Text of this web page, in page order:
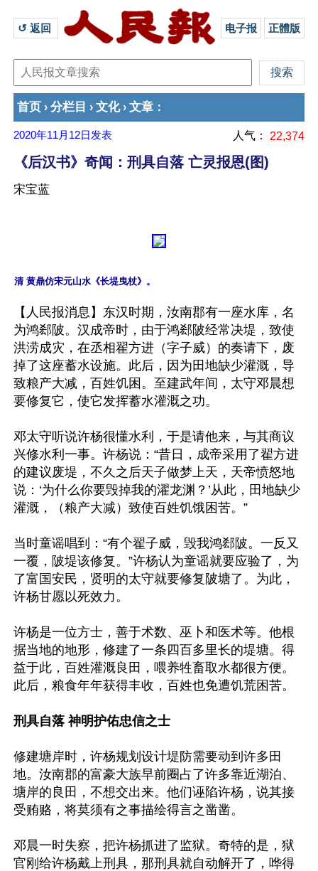
↺ 返回 电子报 正體版
首页 › 分栏目 › 文化› 文章 ：
2020年11月12日 发表 人气： 22,374
《后汉书》奇闻：刑具自落 亡灵报恩(图)
宋宝蓝
【人民报消息】东汉时期，汝南郡有一座水库，名
为鸿郄陂。汉成帝时，由于鸿郄陂经常决堤，致使
洪涝成灾，在丞相翟方进（字子威）的奏请下，废
掉了这座蓄水设施。此后，因为田地缺少灌溉，导
致粮产大减，百姓饥困。至建武年间，太守邓晨想
要修复它，使它发挥蓄水灌溉之功。
邓太守听说许杨很懂水利，于是请他来，与其商议
兴修水利一事。许杨说：“昔日，成帝采用了翟方进
的建议废堤，不久之后天子做梦上天，天帝愤怒地
说：‘为什么你要毁掉我的濯龙渊？’从此，田地缺少
灌溉，（粮产大减）致使百姓饥饿困苦。”
当时童谣唱到：“有个翟子威，毁我鸿郄陂。一反又
一覆，陂堤该修复。”许杨认为童谣就要应验了，为
了富国安民，贤明的太守就要修复陂塘了。为此，
许杨甘愿以死效力。
许杨是一位方士，善于术数、巫卜和医术等。他根
据当地的地形，修建了一条四百多里长的堤塘。得
益于此，百姓灌溉良田，喂养牲畜取水都很方便。
此后，粮食年年获得丰收，百姓也免遭饥荒困苦。
刑具自落 神明护佑忠信之士
修建塘岸时，许杨规划设计堤防需要动到许多田
地。汝南郡的富豪大族早前圈占了许多靠近湖泊、
塘岸的良田，不想交出来。他们诬陷许杨，说其接
受贿赂，将莫须有之事描绘得言之凿凿。
邓晨一时失察，把许杨抓进了监狱。奇特的是，狱
官刚给许杨戴上刑具，那刑具就自动解开了，哗得